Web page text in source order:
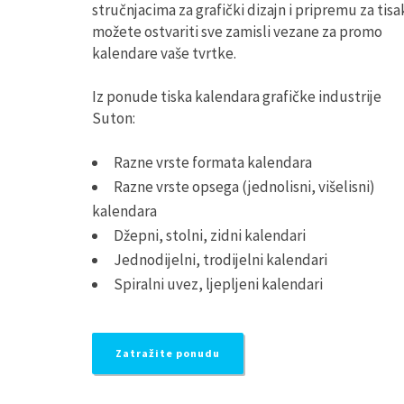
stručnjacima za grafički dizajn i pripremu za
možete ostvariti sve zamisli vezane za promo
kalendare vaše tvrtke.
Iz ponude tiska kalendara grafičke industrije
Suton:
Razne vrste formata kalendara
Razne vrste opsega (jednolisni, višelisni)
kalendara
Džepni, stolni, zidni kalendari
Jednodijelni, trodijelni kalendari
Spiralni uvez, ljepljeni kalendari
Zatražite ponudu